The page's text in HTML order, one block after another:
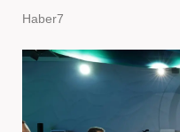
Haber7